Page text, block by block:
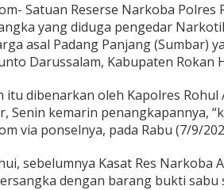
Satuan Reserse Narkoba Polres
yang diduga pengedar
asal Padang Panjang (Sumbar)
Darussalam, Kabupaten Rokan
itu dibenarkan oleh Kapolres Rohul
Senin kemarin penangkapannya,
via ponselnya, pada Rabu (7/9/
sebelumnya Kasat Res Narkoba
dengan barang bukti sabu